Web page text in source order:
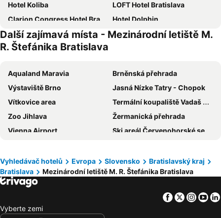
Hotel Koliba
LOFT Hotel Bratislava
Clarion Congress Hotel Bratislava
Hotel Dolphin
Garni Hotel Cosmopolitan
ibis Bratislava Centrum
Hotel Galeria
Hotel Divoka Voda
Hotel Sun
Lindner Hotel Bratislava, part of JdV by Hyatt
Hotel Set
Hotel Taxis Bratislava
Falkensteiner Hotel Bratislava
Botel Gracia
Apollo Hotel Bratislava
Hotel Nostalgia
Hotel Avion
Blue Lotus Apartments
Villa Sipeky
Radisson Blu Carlton Hotel, Bratislava
Hotel ANTARES
Hotel Bratislava
Sheraton Bratislava Hotel
Další zajímavá místa - Mezinárodní letiště M.
R. Štefánika Bratislava
Aqualand Maravia
Brněnská přehrada
Výstaviště Brno
Jasná Nízke Tatry - Chopok
Vítkovice area
Termální koupaliště Vadaš Štúrovo
Zoo Jihlava
Žermanická přehrada
Vienna Airport
Ski areál Červenohorské sedlo
Hrad Pernštejn
Brno - Hlavní vlakové nádraží
Zelný trh
Budapest Centrum
Stuhleck
Heipark Tošovice
Správa CHKO Pálava
Vyhledávač hotelů Evropa Slovensko
Bratislavský kraj
Bratislava
Mezinárodní letiště M. R. Štefánika Bratislava
Facebook
Twitter
Vyberte zemi